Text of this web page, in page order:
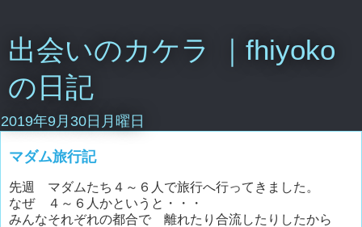
出会いのカケラ ｜fhiyoko
の日記
2019年9月30日月曜日
マダム旅行記
先週 マダムたち４～６人で旅行へ行ってきました。
なぜ ４～６人かというと・・・
みんなそれぞれの都合で 離れたり合流したりしたから